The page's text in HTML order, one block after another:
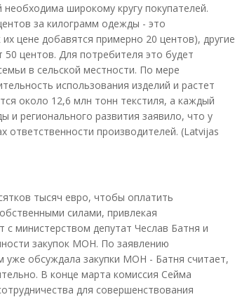
широкому кругу покупателей.
за килограмм одежды - это
цене добавятся примерно 20 центов), другие
центов. Для потребителя это будет
в сельской местности. По мере
использования изделий и растет
около 12,6 млн тонн текстиля, а каждый
регионального развития заявило, что у
производителей. (Latvijas
тысяч евро, чтобы оплатить
силами, привлекая
с министерством депутат Чеслав Батня и
закупок МОН. По заявлению
уже обсуждала закупки МОН - Батня считает,
В конце марта комиссия Сейма
для совершенствования